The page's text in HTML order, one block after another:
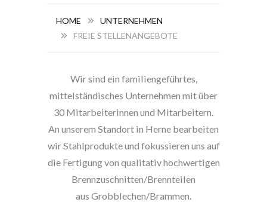
HOME
UNTERNEHMEN
FREIE STELLENANGEBOTE
Wir sind ein familiengeführtes,
mittelständisches Unternehmen mit über
30 Mitarbeiterinnen und Mitarbeitern.
An unserem Standort in Herne bearbeiten
wir Stahlprodukte und fokussieren uns auf
die Fertigung von qualitativ hochwertigen
Brennzuschnitten/Brennteilen
aus Grobblechen/Brammen.